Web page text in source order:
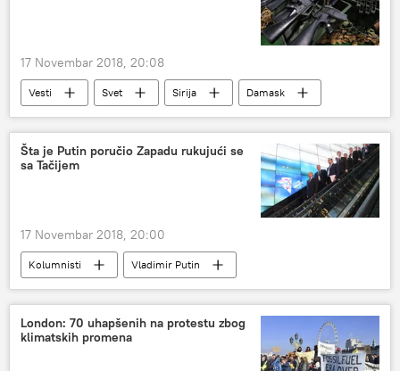
17 Novembar 2018, 20:08
Vesti Svet Sirija
Damask
skladište oružja i municije
Šta je Putin poručio Zapadu rukujući se
sa Tačijem
17 Novembar 2018, 20:00
Kolumnisti
Vladimir Putin
Hašim Tači
Zapad
London: 70 uhapšenih na protestu zbog
klimatskih promena